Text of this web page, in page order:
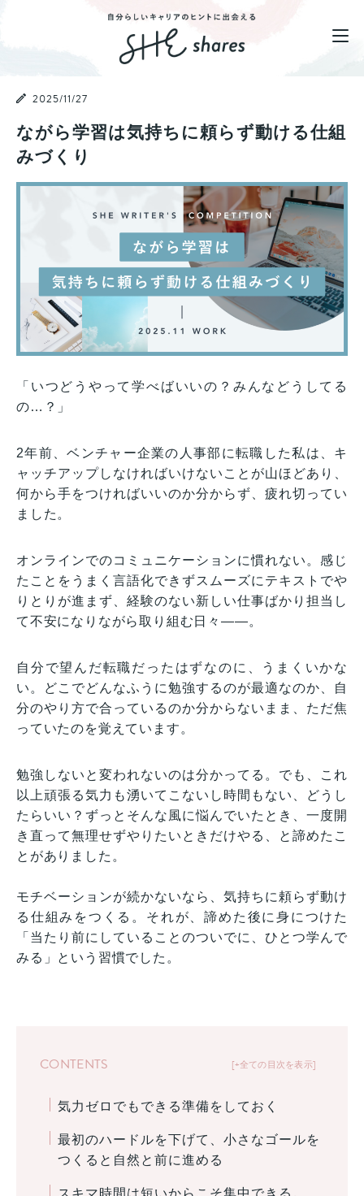
2025/11/27
ながら学習は気持ちに頼らず動ける仕組
みづくり
「いつどうやって学べばいいの？みんなどうしてる
の…？」
2年前、ベンチャー企業の人事部に転職した私は、キ
ャッチアップしなければいけないことが山ほどあり、
何から手をつければいいのか分からず、疲れ切ってい
ました。
オンラインでのコミュニケーションに慣れない。感じ
たことをうまく言語化できずスムーズにテキストでや
りとりが進まず、経験のない新しい仕事ばかり担当し
て不安になりながら取り組む日々——。
自分で望んだ転職だったはずなのに、うまくいかな
い。どこでどんなふうに勉強するのが最適なのか、自
分のやり方で合っているのか分からないまま、ただ焦
っていたのを覚えています。
勉強しないと変われないのは分かってる。でも、これ
以上頑張る気力も湧いてこないし時間もない、どうし
たらいい？ずっとそんな風に悩んでいたとき、一度開
き直って無理せずやりたいときだけやる、と諦めたこ
とがありました。
モチベーションが続かないなら、気持ちに頼らず動け
る仕組みをつくる。それが、諦めた後に身につけた
「当たり前にしていることのついでに、ひとつ学んで
みる」という習慣でした。
+全ての目次を表示
CONTENTS
気力ゼロでもできる準備をしておく
最初のハードルを下げて、小さなゴールを
つくると自然と前に進める
スキマ時間は短いからこそ集中できる。